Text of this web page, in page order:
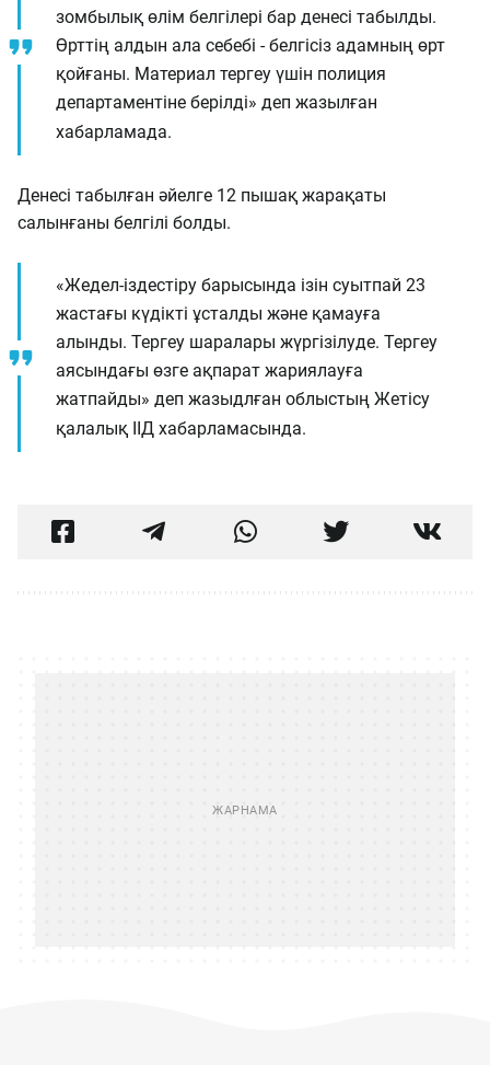
зомбылық өлім белгілері бар денесі табылды.
Өрттің алдын ала себебі - белгісіз адамның өрт
қойғаны. Материал тергеу үшін полиция
департаментіне берілді» деп жазылған
хабарламада.
Денесі табылған әйелге 12 пышақ жарақаты
салынғаны белгілі болды.
«Жедел-іздестіру барысында ізін суытпай 23
жастағы күдікті ұсталды және қамауға
алынды. Тергеу шаралары жүргізілуде. Тергеу
аясындағы өзге ақпарат жариялауға
жатпайды» деп жазыдлған облыстың Жетісу
қалалық ІІД хабарламасында.